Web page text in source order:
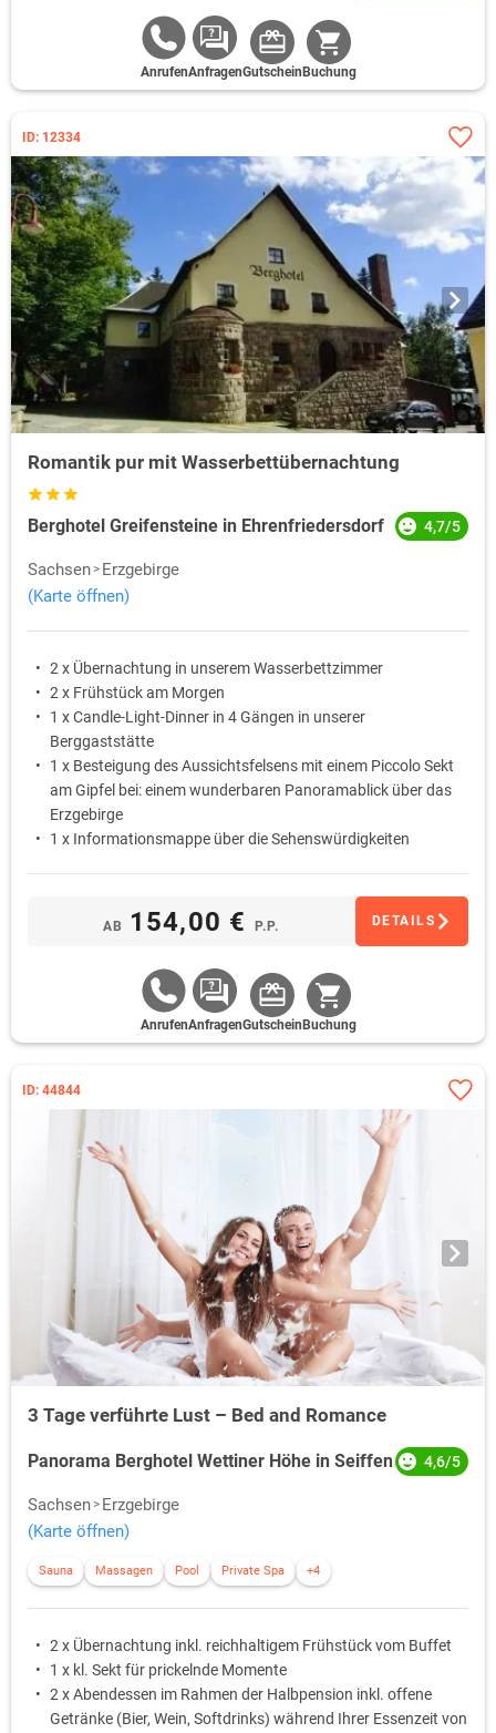
AnrufenAnfragenGutschein Buchung
ID: 12334
Romantik pur mit Wasserbettübernachtung
Berghotel Greifensteine in Ehrenfriedersdorf 4,7/5
Sachsen
Erzgebirge
(Karte öffnen)
2 x Übernachtung in unserem Wasserbettzimmer
2 x Frühstück am Morgen
1 x Candle-Light-Dinner in 4 Gängen in unserer
Berggaststätte
1 x Besteigung des Aussichtsfelsens mit einem Piccolo Sekt
am Gipfel bei: einem wunderbaren Panoramablick über das
Erzgebirge
1 x Informationsmappe über die Sehenswürdigkeiten
AB 154,00 € P.P. DETAILS
AnrufenAnfragenGutschein Buchung
ID: 44844
3 Tage verführte Lust – Bed and Romance
Panorama Berghotel Wettiner Höhe in Seiffen 4,6/5
Sachsen
Erzgebirge
(Karte öffnen)
Sauna Massagen Pool Private Spa +4
2 x Übernachtung inkl. reichhaltigem Frühstück vom Buffet
1 x kl. Sekt für prickelnde Momente
2 x Abendessen im Rahmen der Halbpension inkl. offene
Getränke (Bier, Wein, Softdrinks) während Ihrer Essenzeit von